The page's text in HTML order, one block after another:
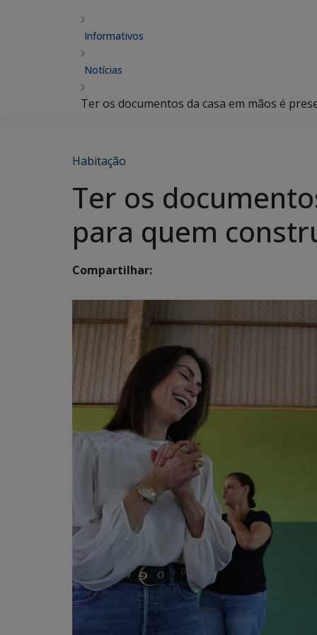
Informativos
Notícias
Ter os documentos da casa em mãos é
Habitação
Ter os
para quem
Compartilhar: